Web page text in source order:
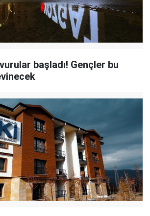
başladı! Gençler bu